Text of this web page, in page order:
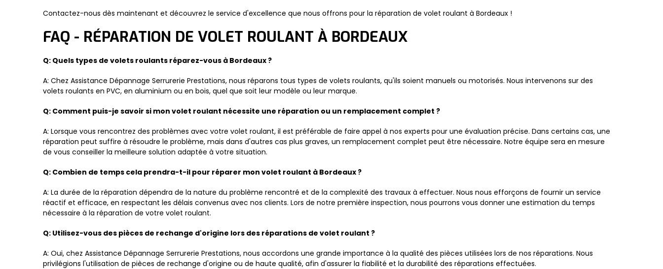
Contactez-nous dès maintenant et découvrez le service d'excellence que nous offrons pour la réparation de volet roulant à Bordeaux !
FAQ - RÉPARATION DE VOLET ROULANT À BORDEAUX
Q: Quels types de volets roulants réparez-vous à Bordeaux ?
A: Chez Assistance Dépannage Serrurerie Prestations, nous réparons tous types de volets roulants, qu'ils soient manuels ou motorisés. Nous intervenons sur des
volets roulants en PVC, en aluminium ou en bois, quel que soit leur modèle ou leur marque.
Q: Comment puis-je savoir si mon volet roulant nécessite une réparation ou un remplacement complet ?
A: Lorsque vous rencontrez des problèmes avec votre volet roulant, il est préférable de faire appel à nos experts pour une évaluation précise. Dans certains cas, une
réparation peut suffire à résoudre le problème, mais dans d'autres cas plus graves, un remplacement complet peut être nécessaire. Notre équipe sera en mesure
de vous conseiller la meilleure solution adaptée à votre situation.
Q: Combien de temps cela prendra-t-il pour réparer mon volet roulant à Bordeaux ?
A: La durée de la réparation dépendra de la nature du problème rencontré et de la complexité des travaux à effectuer. Nous nous efforçons de fournir un service
réactif et efficace, en respectant les délais convenus avec nos clients. Lors de notre première inspection, nous pourrons vous donner une estimation du temps
nécessaire à la réparation de votre volet roulant.
Q: Utilisez-vous des pièces de rechange d'origine lors des réparations de volet roulant ?
A: Oui, chez Assistance Dépannage Serrurerie Prestations, nous accordons une grande importance à la qualité des pièces utilisées lors de nos réparations. Nous
privilégions l'utilisation de pièces de rechange d'origine ou de haute qualité, afin d'assurer la fiabilité et la durabilité des réparations effectuées.